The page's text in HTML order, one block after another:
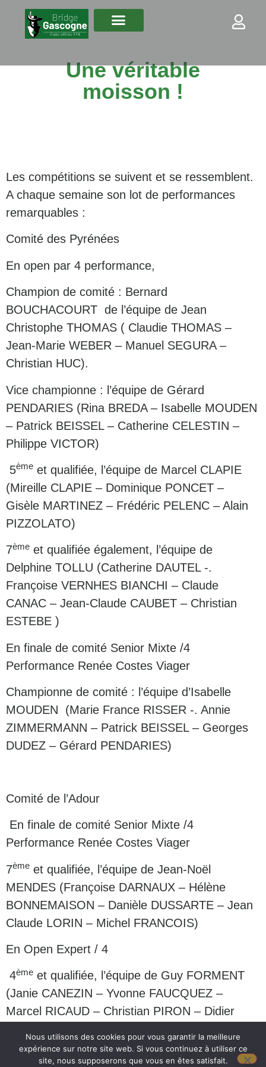
Une véritable
moisson !
Les compétitions se suivent et se ressemblent.
A chaque semaine son lot de performances
remarquables :
Comité des Pyrénées
En open par 4 performance,
Champion de comité : Bernard
BOUCHACOURT de l’équipe de Jean
Christophe THOMAS ( Claudie THOMAS –
Jean-Marie WEBER – Manuel SEGURA –
Christian HUC).
Vice championne : l’équipe de Gérard
PENDARIES (Rina BREDA – Isabelle MOUDEN
– Patrick BEISSEL – Catherine CELESTIN –
Philippe VICTOR)
5ème et qualifiée, l’équipe de Marcel CLAPIE
(Mireille CLAPIE – Dominique PONCET –
Gisèle MARTINEZ – Frédéric PELENC – Alain
PIZZOLATO)
7ème et qualifiée également, l’équipe de
Delphine TOLLU (Catherine DAUTEL -.
Françoise VERNHES BIANCHI – Claude
CANAC – Jean-Claude CAUBET – Christian
ESTEBE )
En finale de comité Senior Mixte /4
Performance Renée Costes Viager
Championne de comité : l’équipe d’Isabelle
MOUDEN (Marie France RISSER -. Annie
ZIMMERMANN – Patrick BEISSEL – Georges
DUDEZ – Gérard PENDARIES)
Comité de l’Adour
En finale de comité Senior Mixte /4
Performance Renée Costes Viager
7ème et qualifiée, l’équipe de Jean-Noël
MENDES (Françoise DARNAUX – Hélène
BONNEMAISON – Danièle DUSSARTE – Jean
Claude LORIN – Michel FRANCOIS)
En Open Expert / 4
4ème et qualifiée, l’équipe de Guy FORMENT
(Janie CANEZIN – Yvonne FAUCQUEZ –
Marcel RICAUD – Christian PIRON – Didier
Bravo à tous ! Chaque succès en appelant
Nous utilisons des cookies pour vous garantir la meilleure
expérience sur notre site web. Si vous continuez à utiliser ce
site, nous supposerons que vous en êtes satisfait.